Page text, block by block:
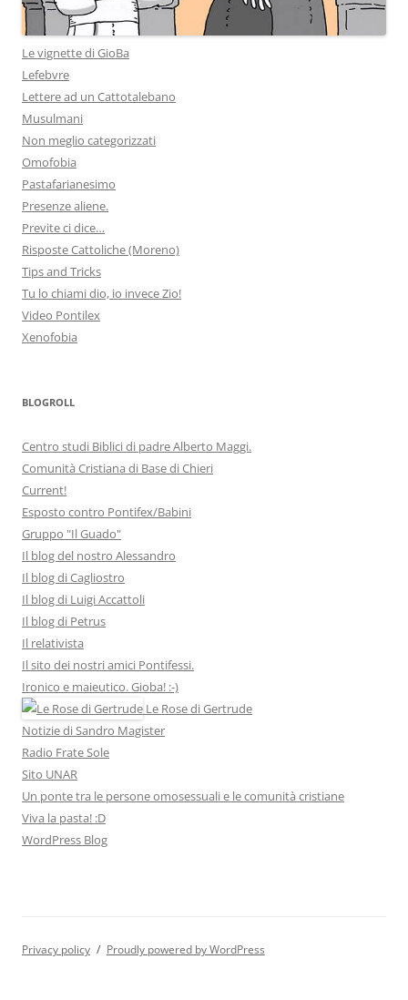
Le vignette di GioBa
Lefebvre
Lettere ad un Cattotalebano
Musulmani
Non meglio categorizzati
Omofobia
Pastafarianesimo
Presenze aliene.
Previte ci dice…
Risposte Cattoliche (Moreno)
Tips and Tricks
Tu lo chiami dio, io invece Zio!
Video Pontilex
Xenofobia
BLOGROLL
Centro studi Biblici di padre Alberto Maggi.
Comunità Cristiana di Base di Chieri
Current!
Esposto contro Pontifex/Babini
Gruppo "Il Guado"
Il blog del nostro Alessandro
Il blog di Cagliostro
Il blog di Luigi Accattoli
Il blog di Petrus
Il relativista
Il sito dei nostri amici Pontifessi.
Ironico e maieutico. Gioba! :-)
Le Rose di Gertrude
Notizie di Sandro Magister
Radio Frate Sole
Sito UNAR
Un ponte tra le persone omosessuali e le comunità cristiane
Viva la pasta! :D
WordPress Blog
Privacy policy Proudly powered by WordPress